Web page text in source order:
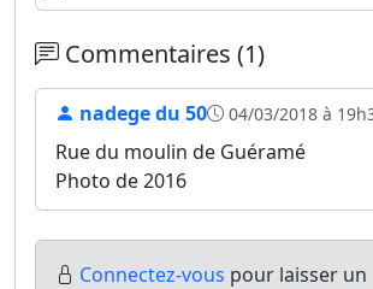
Commentaires (1)
nadege du 50 04/03/2018 à
Rue du moulin de Guéramé
Photo de 2016
Connectez-vous pour laisser un